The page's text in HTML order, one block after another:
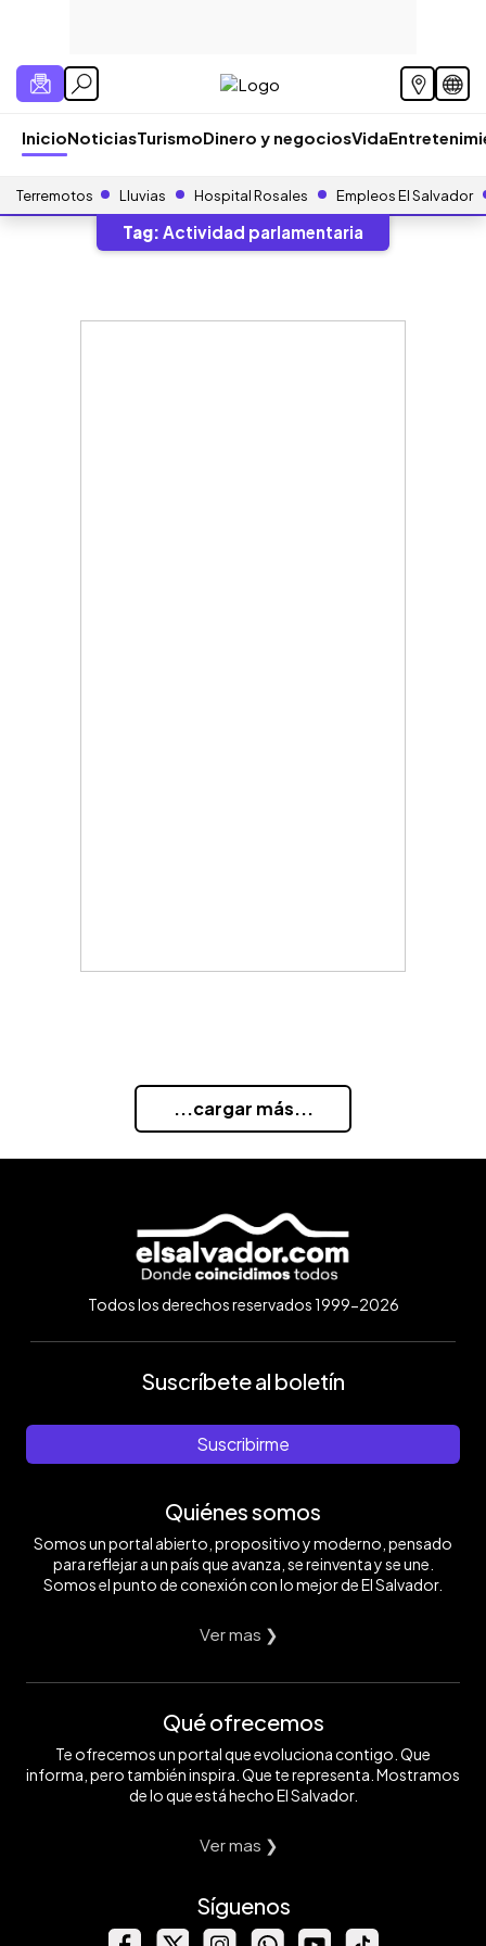
InicioNoticiasTurismoDinero y negociosVida
Terremotos Lluvias Hospital Rosales Empleos El Salvador
Tag: Actividad parlamentaria
...cargar más...
Todos los derechos reservados 1999-2026
Suscríbete al boletín
Suscribirme
Quiénes somos
Somos un portal abierto, propositivo y moderno, pensado
para reflejar a un país que avanza, se reinventa y se une.
Somos el punto de conexión con lo mejor de El Salvador.
Ver mas ❯
Qué ofrecemos
Te ofrecemos un portal que evoluciona contigo. Que
informa, pero también inspira. Que te representa. Mostramos
de lo que está hecho El Salvador.
Ver mas ❯
Síguenos